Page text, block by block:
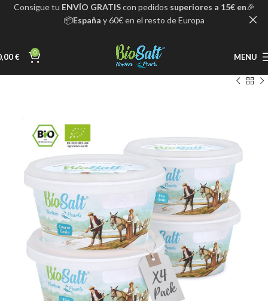
MENU
0
€
🎉Consigue tu
ENVÍO GRATIScon pedidos superiores a 15€ en
España y 60€ en el resto de Europa📦